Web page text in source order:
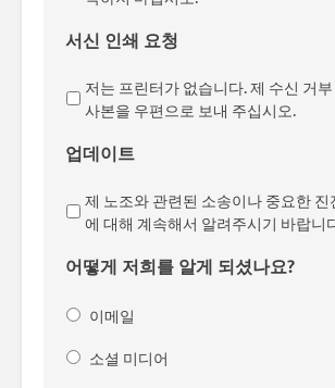
서신 인쇄 요청
저는 프린터가 없습니다. 제 수신 거
사본을 우편으로 보내 주십시오.
업데이트
제 노조와 관련된 소송이나 중요한 진
에 대해 계속해서 알려주시기 바랍니
어떻게 저희를 알게 되셨나요?
이메일
소셜 미디어